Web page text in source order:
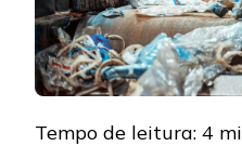
Tempo de leitura: 4